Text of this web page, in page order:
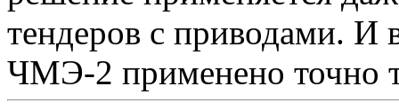
тендеров с приводами. И
ЧМЭ-2 применено точно